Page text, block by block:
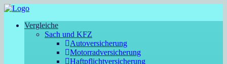
Vergleiche
Sach und KFZ
Autoversicherung
Motorradversicherung
Haftpflichtversicherung